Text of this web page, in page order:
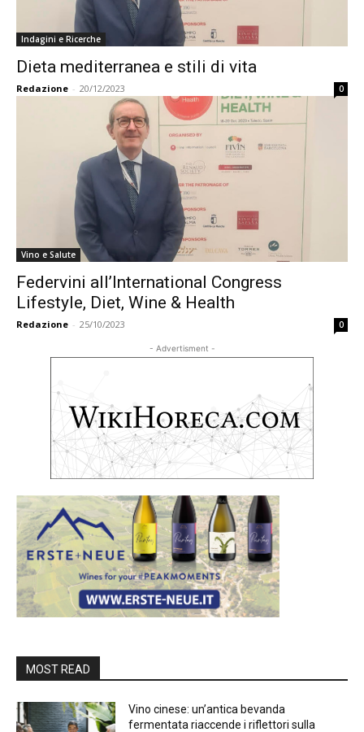
Indagini e Ricerche
Dieta mediterranea e stili di vita
Redazione - 20/12/2023 0
Vino e Salute
Federvini all’International Congress
Lifestyle, Diet, Wine & Health
Redazione - 25/10/2023 0
- Advertisment -
MOST READ
Vino cinese: un’antica bevanda
fermentata riaccende i riflettori sulla